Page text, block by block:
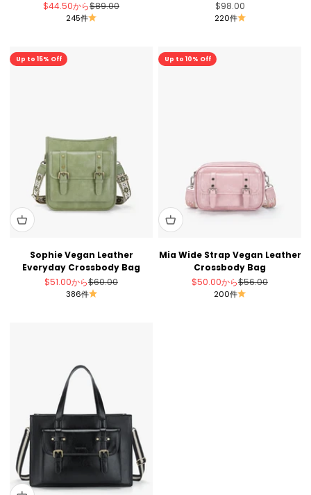
セール価格
$44.50から通常価格
$89.00
245件
セール価格
$98.00
220件
Up to 15% Off
セール
Sophie Vegan Leather
Everyday Crossbody Bag
セール価格
$51.00から通常価格
$60.00
386件
Up to 10% Off
セール
Mia Wide Strap Vegan Leather
Crossbody Bag
セール価格
$50.00から通常価格
$56.00
200件